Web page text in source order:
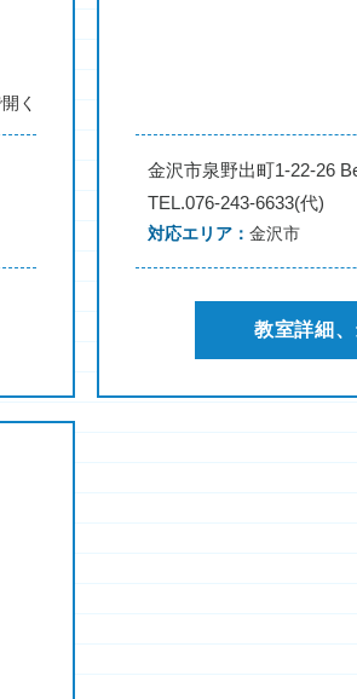
く
金沢市泉野出町1-22-26
TEL.076-243-6633(代)
対応エリア 金沢市
教室詳細